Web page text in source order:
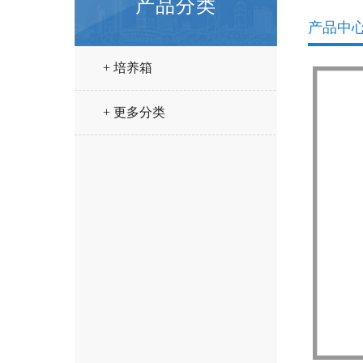
产品分类
+ 培养箱
+ 更多分类
产品中